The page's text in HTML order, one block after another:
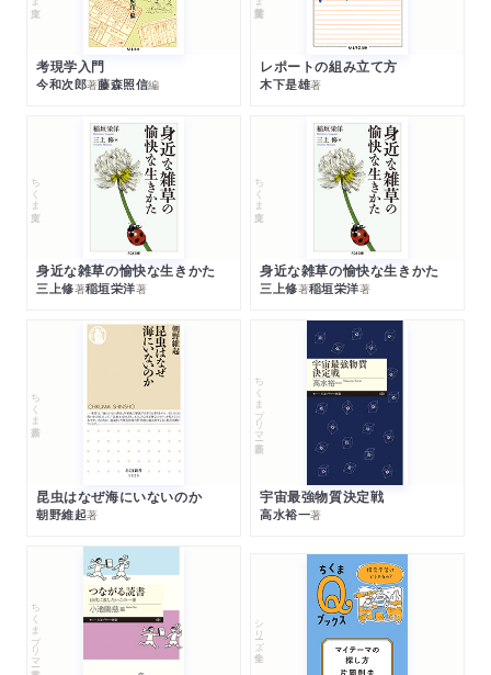
考現学入門
今和次郎著藤森照信編
レポートの組み立て方
木下是雄著
ちくま文庫
身近な雑草の愉快な生きかた
三上修著稲垣栄洋著
ちくま文庫
身近な雑草の愉快な生きかた
三上修著稲垣栄洋著
ちくま新書
昆虫はなぜ海にいないのか
朝野維起著
ちくまプリマー新書
宇宙最強物質決定戦
高水裕一著
ちくまプリマー新書 シリーズ・全集